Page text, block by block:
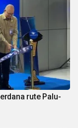
rute Palu-